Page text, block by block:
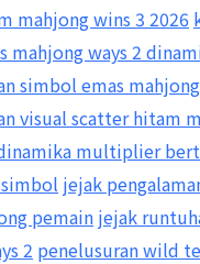
mahjong wins 3 2026
mahjong ways 2
simbol emas
visual scatter hitam
multiplier
jejak
pemain jejak
2 penelusuran wild